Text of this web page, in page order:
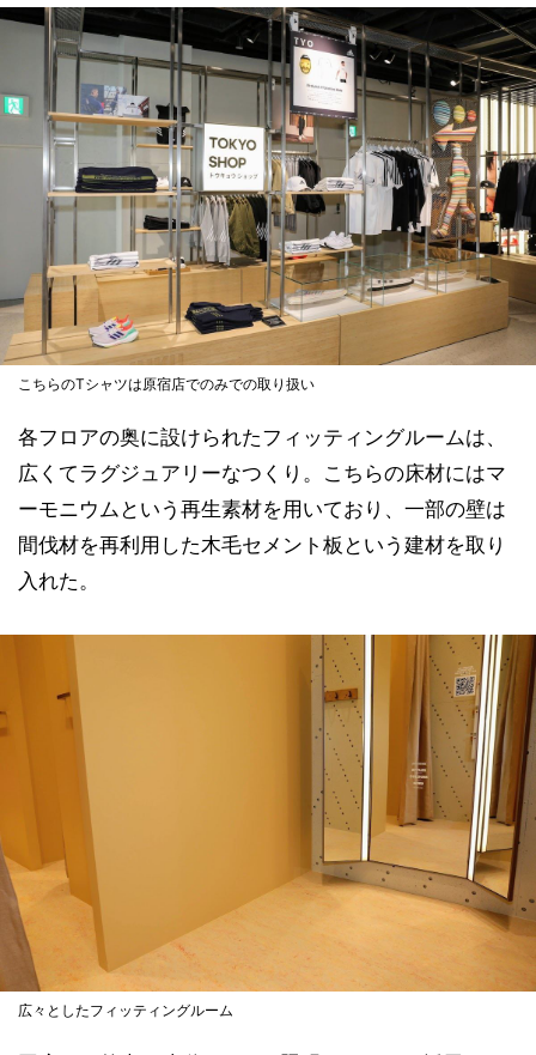
こちらのTシャツは原宿店でのみでの取り扱い
各フロアの奥に設けられたフィッティングルームは、
広くてラグジュアリーなつくり。こちらの床材にはマ
ーモニウムという再生素材を用いており、一部の壁は
間伐材を再利用した木毛セメント板という建材を取り
入れた。
広々としたフィッティングルーム